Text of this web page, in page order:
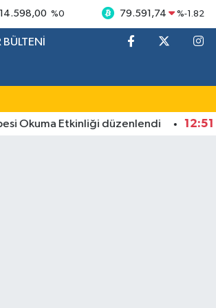
14.598,00 %0 79.591,74 %-1.82
Etkinliği düzenlendi 12:51